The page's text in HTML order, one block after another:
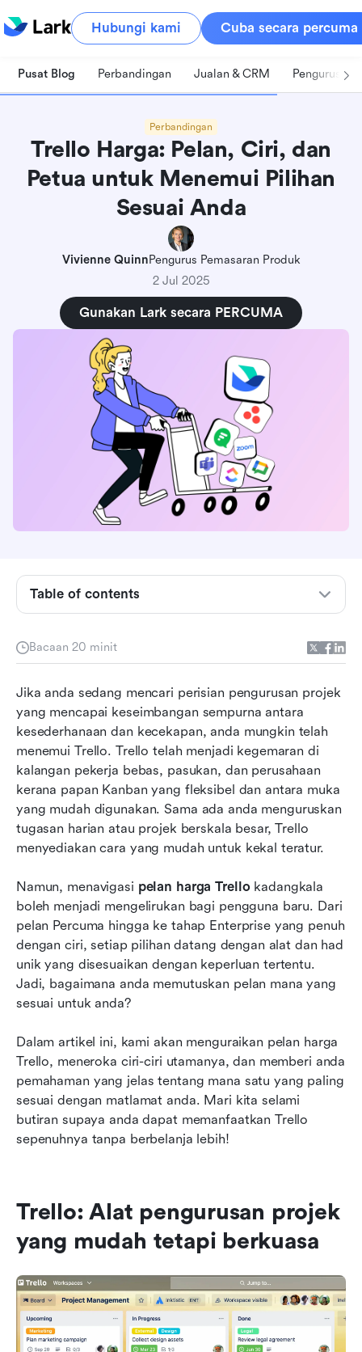
Hubungi kami Cuba secara percuma
Pusat Blog Perbandingan Jualan & CRM Pengurusan
Perbandingan
Trello Harga: Pelan, Ciri, dan
Petua untuk Menemui Pilihan
Sesuai Anda
Vivienne QuinnPengurus Pemasaran Produk
2 Jul 2025
Gunakan Lark secara PERCUMA
Bacaan 20 minit
Jika anda sedang mencari perisian pengurusan projek
yang mencapai keseimbangan sempurna antara
kesederhanaan dan kecekapan, anda mungkin telah
menemui Trello. Trello telah menjadi kegemaran di
kalangan pekerja bebas, pasukan, dan perusahaan
kerana papan Kanban yang fleksibel dan antara muka
yang mudah digunakan. Sama ada anda menguruskan
tugasan harian atau projek berskala besar, Trello
menyediakan cara yang mudah untuk kekal teratur.
Namun, menavigasi pelan harga Trello kadangkala
boleh menjadi mengelirukan bagi pengguna baru. Dari
pelan Percuma hingga ke tahap Enterprise yang penuh
dengan ciri, setiap pilihan datang dengan alat dan had
unik yang disesuaikan dengan keperluan tertentu.
Jadi, bagaimana anda memutuskan pelan mana yang
sesuai untuk anda?
Dalam artikel ini, kami akan menguraikan pelan harga
Trello, meneroka ciri-ciri utamanya, dan memberi anda
pemahaman yang jelas tentang mana satu yang paling
sesuai dengan matlamat anda. Mari kita selami
butiran supaya anda dapat memanfaatkan Trello
sepenuhnya tanpa berbelanja lebih!
Trello: Alat pengurusan projek
yang mudah tetapi berkuasa
Table of contents
Trello: Alat pengurusan projek yang mudah
Gambaran keseluruhan pelan harga Trello
Pelan harga Trello diterangkan
Perbandingan Trello dengan pesaing: Bagaimana
Trello menonjol?
Mencari alternatif Trello? Lark adalah pilihan
yang hebat
Kos tersembunyi dan memaksimumkan nilai
dalam Trello
Memilih pelan Trello terbaik
Kesimpulan
Trello Soalan Lazim Harga
Bacaan berkaitan